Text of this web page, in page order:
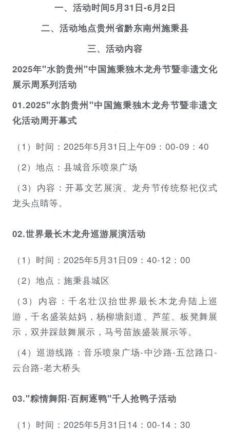
一、活动时间5月31日-6月2日
二、活动地点贵州省黔东南州施秉县
三、活动内容
2025年"水韵贵州"中国施秉独木龙舟节暨非遗文化
展示周系列活动
01.2025"水韵贵州"中国施秉独木龙舟节暨非遗文
化活动周开幕式
（1）时间：2025年5月31日上午09：00-09：40
（2）地点：县城音乐喷泉广场
（3）内容：开幕文艺展演、龙舟节传统祭祀仪式
龙头点睛等。
02.世界最长木龙舟巡游展演活动
（1）时间：2025年5月31日09：40-12：00
（2）地点：施秉县城区
（3）内容：千名壮汉抬世界最长木龙舟陆上巡
游，千名盛装姑妈，杨柳塘刻道、芦笙、板凳舞展
示，双井踩鼓舞展示，马号苗族盛装展示等。
（4）巡游线路：音乐喷泉广场-中沙路-五岔路口-
云台路-老大桥头
03."粽情舞阳·百舸逐鸭"千人抢鸭子活动
（1）时间：2025年5月31日14：00-14：30